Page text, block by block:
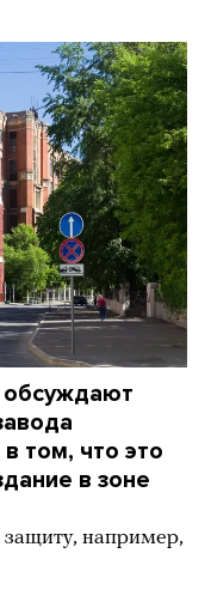
обсуждают
том, что это
в зоне
например,